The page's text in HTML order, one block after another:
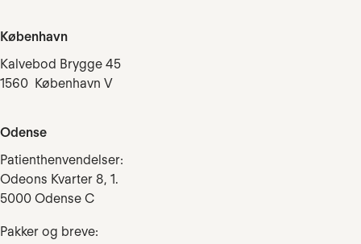
København
Kalvebod Brygge 45
1560 København V
Odense
Patienthenvendelser:
Odeons Kvarter 8, 1.
5000 Odense C
Pakker og breve: